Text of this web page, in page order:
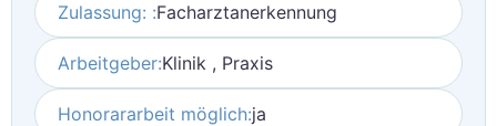
Zulassung: :Facharztanerkennung
Arbeitgeber:Klinik , Praxis
Honorararbeit möglich:ja